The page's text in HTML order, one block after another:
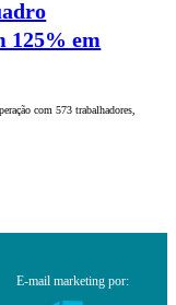
125% em
com 573 trabalhadores,
E-mail marketing por: